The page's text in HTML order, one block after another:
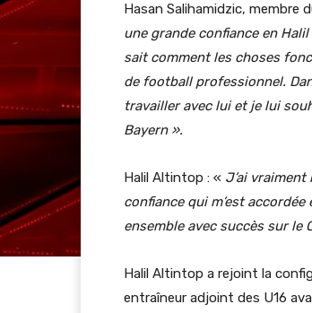
Hasan Salihamidzic, membre
une grande confiance en
sait comment les choses
de football professionnel.
travailler avec lui et je lui
Bayern ».
Halil Altintop : « J’ai
confiance qui m’est
ensemble avec succès sur le
Halil Altintop a rejoint la
entraîneur adjoint des U16